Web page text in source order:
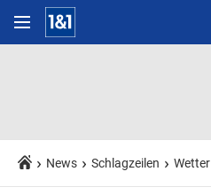
News Schlagzeilen Wetter